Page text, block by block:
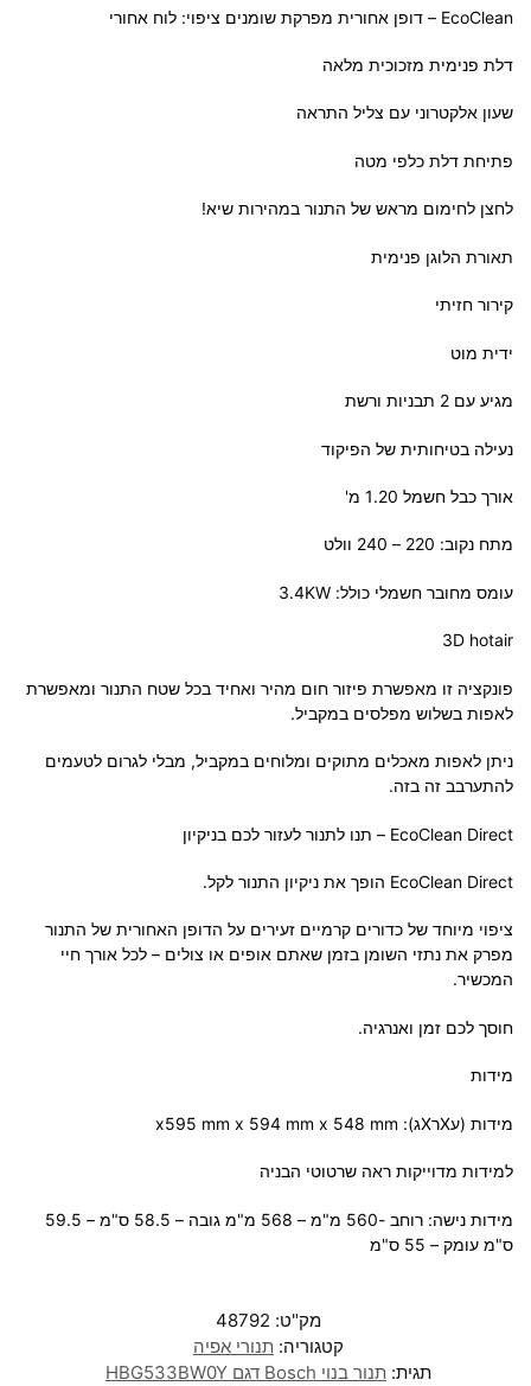
EcoClean – דופן אחורית מפרקת שומנים ציפוי: לוח אחורי
דלת פנימית מזכוכית מלאה
שעון אלקטרוני עם צליל התראה
פתיחת דלת כלפי מטה
לחצן לחימום מראש של התנור במהירות שיא!
תאורת הלוגן פנימית
קירור חזיתי
ידית מוט
מגיע עם 2 תבניות ורשת
נעילה בטיחותית של הפיקוד
אורך כבל חשמל 1.20 מ'
מתח נקוב: 220 – 240 וולט
עומס מחובר חשמלי כולל: 3.4KW
3D hotair
פונקציה זו מאפשרת פיזור חום מהיר ואחיד בכל שטח התנור ומאפשרת
לאפות בשלוש מפלסים במקביל.
ניתן לאפות מאכלים מתוקים ומלוחים במקביל, מבלי לגרום לטעמים
להתערבב זה בזה.
EcoClean Direct – תנו לתנור לעזור לכם בניקיון
EcoClean Direct הופך את ניקיון התנור לקל.
ציפוי מיוחד של כדורים קרמיים זעירים על הדופן האחורית של התנור
מפרק את נתזי השומן בזמן שאתם אופים או צולים – לכל אורך חיי
המכשיר.
חוסך לכם זמן ואנרגיה.
מידות
מידות (עXרXג): x595 mm x 594 mm x 548 mm
למידות מדוייקות ראה שרטוטי הבניה
מידות נישה: רוחב -560 מ"מ – 568 מ"מ גובה – 58.5 ס"מ – 59.5
ס"מ עומק – 55 ס"מ
מק"ט: 48792
קטגוריה: תנורי אפיה
תגית: תנור בנוי Bosch דגם HBG533BW0Y